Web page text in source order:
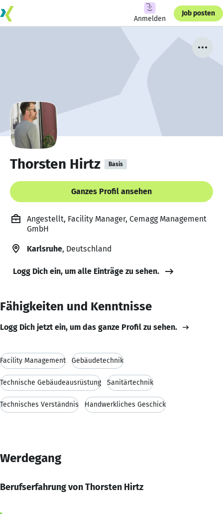
Anmelden
Job posten
Thorsten Hirtz Basis
Ganzes Profil ansehen
Angestellt, Facility Manager, Cemagg Management
GmbH
Karlsruhe, Deutschland
Logg Dich ein, um alle Einträge zu sehen.
Fähigkeiten und Kenntnisse
Logg Dich jetzt ein, um das ganze Profil zu sehen.
Facility Management Gebäudetechnik
Technische Gebäudeausrüstung Sanitärtechnik
Technisches Verständnis Handwerkliches Geschick
Werdegang
Berufserfahrung von Thorsten Hirtz